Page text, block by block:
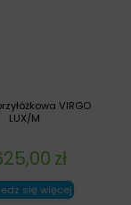
VIRGO
LUX/M
zł
się więcej